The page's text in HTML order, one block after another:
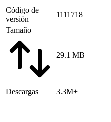
Código de
versión
1111718
Tamaño
29.1 MB
Descargas 3.3M+